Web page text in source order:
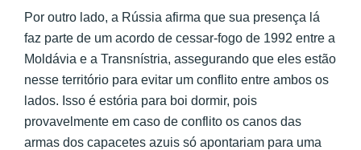
Por outro lado, a Rússia afirma que sua presença lá
faz parte de um acordo de cessar-fogo de 1992 entre a
Moldávia e a Transnístria, assegurando que eles estão
nesse território para evitar um conflito entre ambos os
lados. Isso é estória para boi dormir, pois
provavelmente em caso de conflito os canos das
armas dos capacetes azuis só apontariam para uma